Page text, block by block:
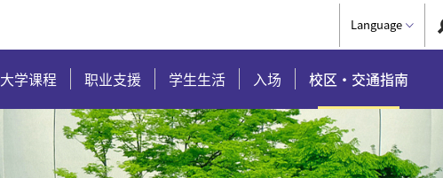
Language
大学课程 职业支援 学生生活 入场 校区・交通指南